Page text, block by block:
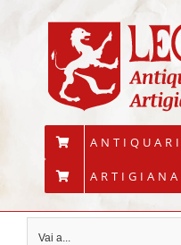
contenuto
Vai a...